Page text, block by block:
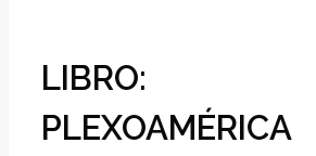
LIBRO:
PLEXOAMÉRICA